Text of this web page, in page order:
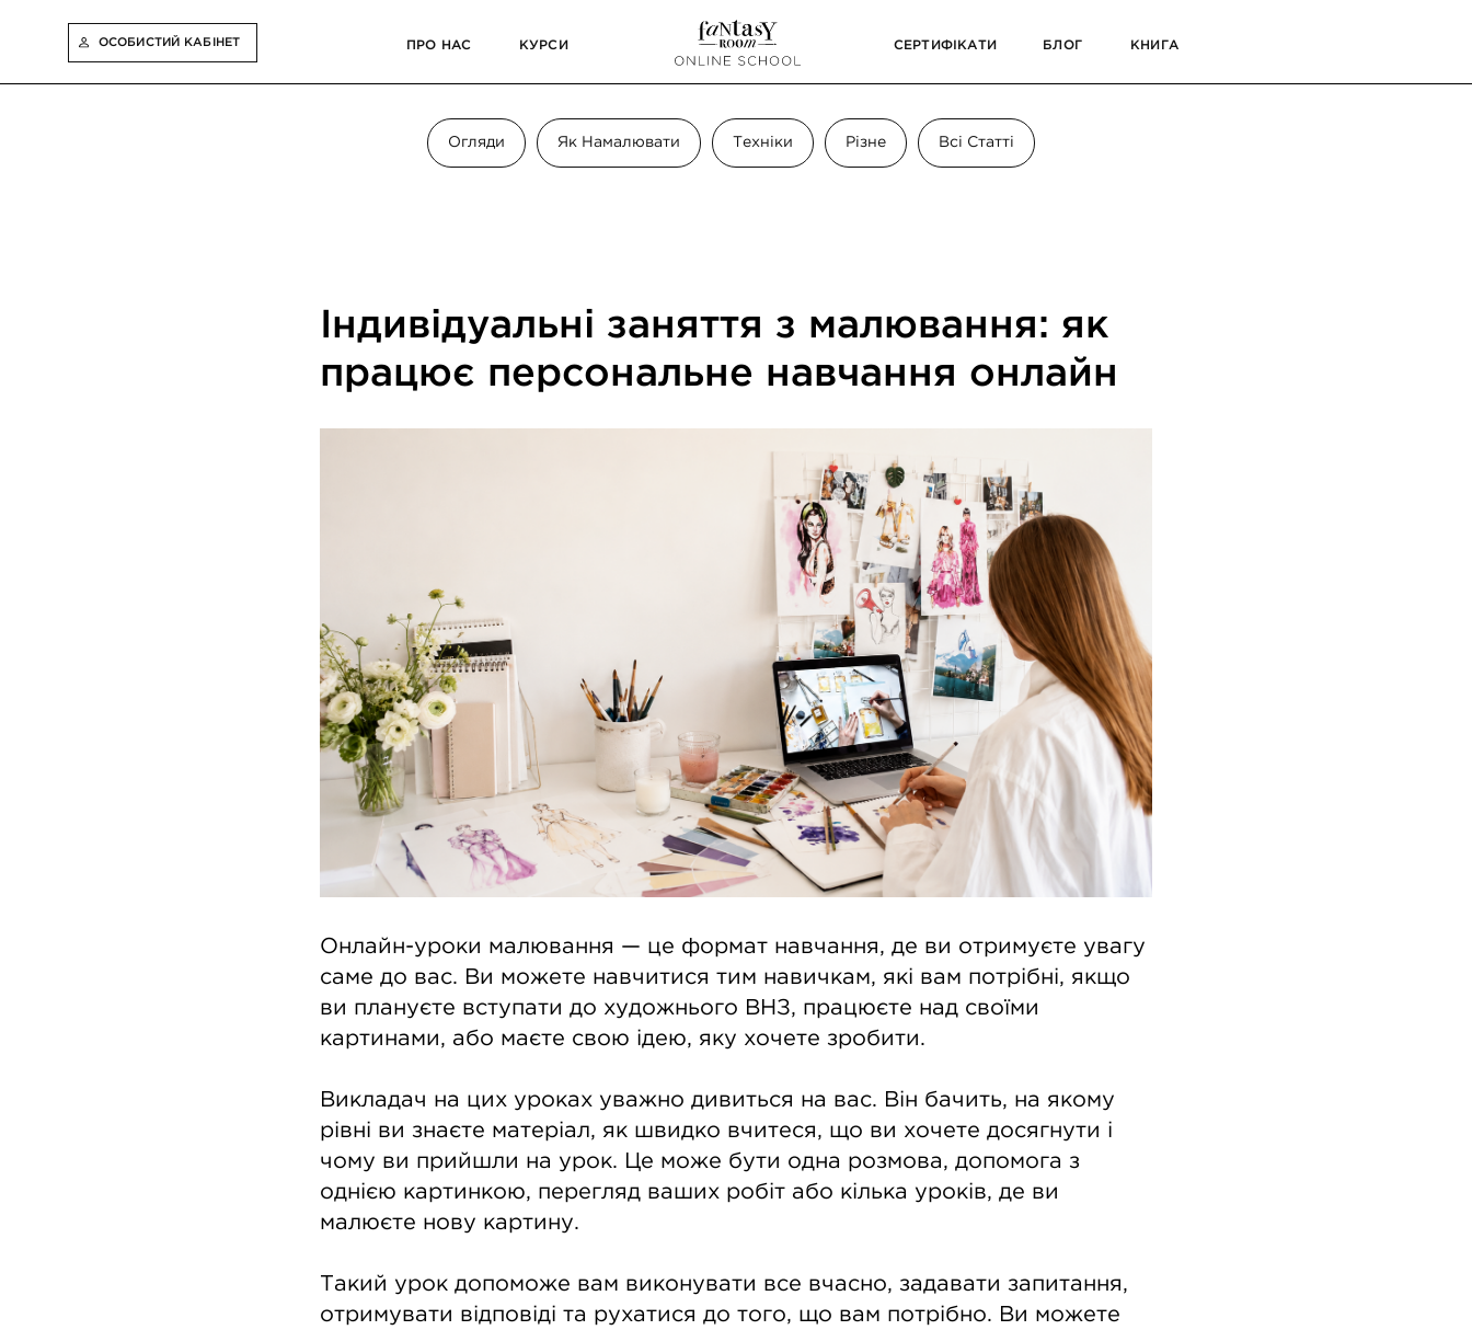
ОСОБИСТИЙ КАБІНЕТ КУРСИ
ПРО НАС БЛОГ КНИГА
Огляди Як Намалювати Техніки Різне Всі Статті
Індивідуальні заняття з малювання: як
працює персональне навчання онлайн
Онлайн-уроки малювання — це формат навчання, де ви отримуєте увагу
саме до вас. Ви можете навчитися тим навичкам, які вам потрібні, якщо
ви плануєте вступати до художнього ВНЗ, працюєте над своїми
картинами, або маєте свою ідею, яку хочете зробити.
Викладач на цих уроках уважно дивиться на вас. Він бачить, на якому
рівні ви знаєте матеріал, як швидко вчитеся, що ви хочете досягнути і
чому ви прийшли на урок. Це може бути одна розмова, допомога з
однією картинкою, перегляд ваших робіт або кілька уроків, де ви
малюєте нову картину.
Такий урок допоможе вам виконувати все вчасно, задавати запитання,
отримувати відповіді та рухатися до того, що вам потрібно. Ви можете